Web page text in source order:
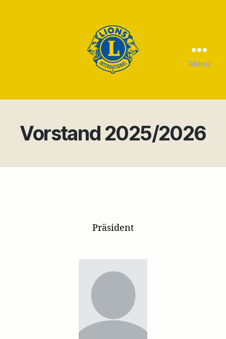
Witten
Menu
Vorstand 2025/2026
Präsident